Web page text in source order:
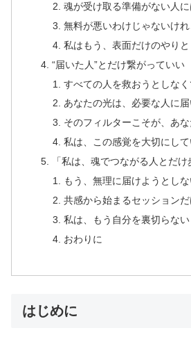
魂が受け取る準備がない人
無料が悪いわけじゃないけれ
私はもう、表面だけのやり
“届いた人”とだけ繋がっていい
すべての人を救おうとしな
あなたの光は、必要な人に
そのフィルターこそが、あ
私は、この感覚を大切にして
「私は、魂でつながる人とだけ
もう、無理に届けようとし
共感から始まるセッション
私は、もう自分を裏切らない
おわりに
はじめに